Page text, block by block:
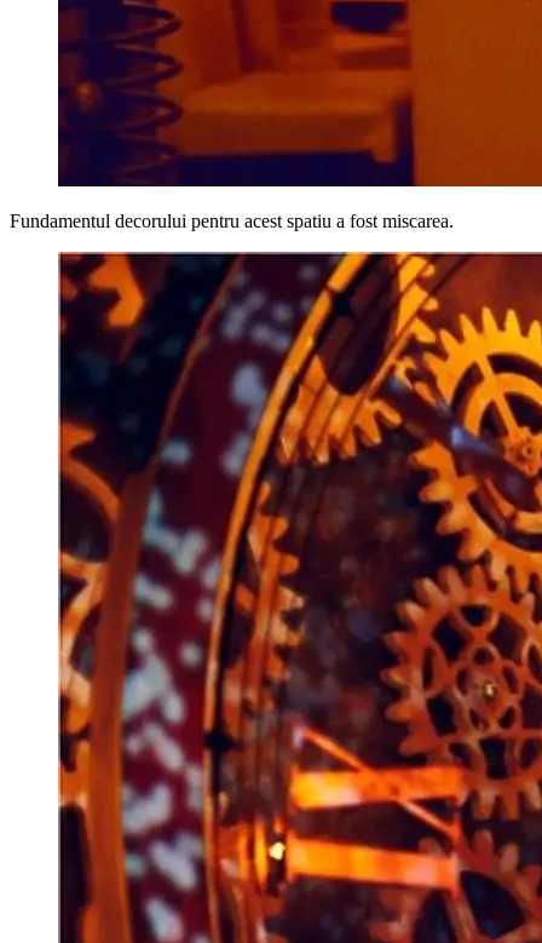
Fundamentul decorului pentru acest spatiu a fost miscarea.